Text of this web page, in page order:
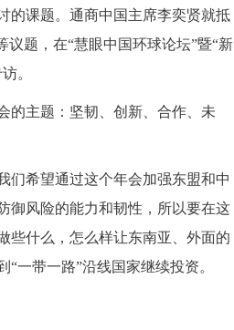
的课题。通商中国主席李奕贤就抵
题，在“慧眼中国环球论坛”暨“新
。
的主题：坚韧、创新、合作、未
们希望通过这个年会加强东盟和中
御风险的能力和韧性，所以要在这
些什么，怎么样让东南亚、外面的
一带一路”沿线国家继续投资。